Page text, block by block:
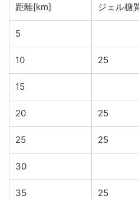
距離[km] ジェル糖
5
10 25
15
20 25
25 25
30
35 25